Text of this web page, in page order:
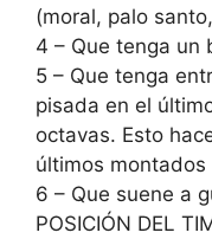
(moral, palo
4 – Que tenga un
5 – Que tenga
pisada en el
octavas. Esto
últimos
6 – Que suene a
POSICIÓN DEL